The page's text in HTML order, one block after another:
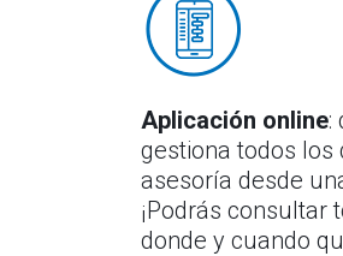
Aplicación online:
gestiona todos
asesoría desde
¡Podrás consultar
donde y cuando